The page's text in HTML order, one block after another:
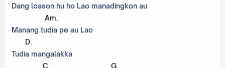
Dang loason hu ho Lao manadingkon au
Am.
Manang tudia pe au Lao
D.
Tudia mangalakka
C. G.